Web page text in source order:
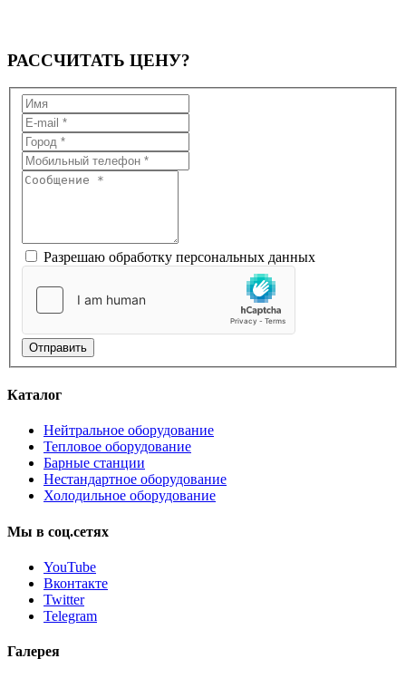
РАССЧИТАТЬ ЦЕНУ?
Разрешаю обработку персональных данных
Отправить
Каталог
Нейтральное оборудование
Тепловое оборудование
Барные станции
Нестандартное оборудование
Холодильное оборудование
Мы в соц.сетях
YouTube
Вконтакте
Twitter
Telegram
Галерея